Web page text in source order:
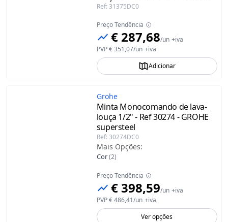
Ref: 31375DC0
Preço Tendência
€ 287,68/un +iva
PVP€ 351,07/un +iva
Adicionar
Grohe
Minta Monocomando de lava-
louça 1/2" - Ref 30274 - GROHE
supersteel
Ref: 30274DC0
Mais Opções:
Cor(2)
Preço Tendência
€ 398,59/un +iva
PVP€ 486,41/un +iva
Ver opções